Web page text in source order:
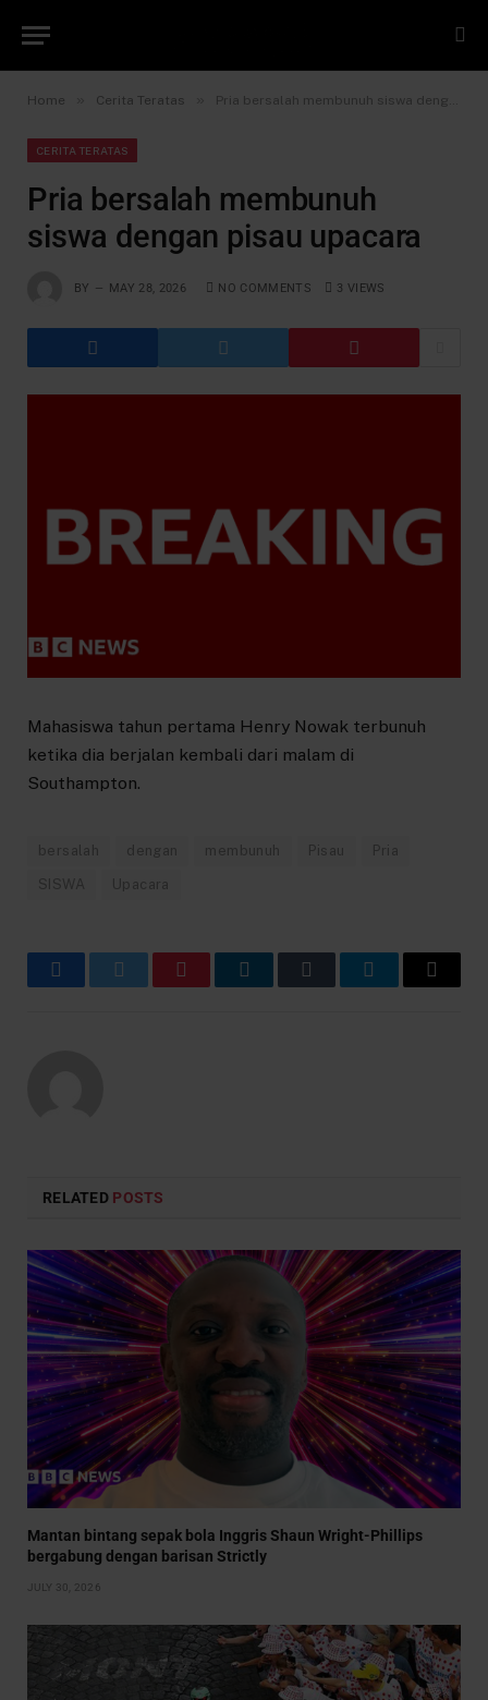
Home Cerita Teratas Pria bersalah membunuh siswa dengan pisau upacara
CERITA TERATAS
Pria bersalah membunuh
siswa dengan pisau upacara
BY MAY 28, 2026 NO COMMENTS 3 VIEWS
Mahasiswa tahun pertama Henry Nowak terbunuh
ketika dia berjalan kembali dari malam di
Southampton.
bersalah dengan membunuh Pisau Pria
SISWA Upacara
FacebookTwitter PinterestLinkedInTumblr TelegramEmail
RELATED POSTS
Mantan bintang sepak bola Inggris Shaun Wright-Phillips
bergabung dengan barisan Strictly
JULY 30, 2026